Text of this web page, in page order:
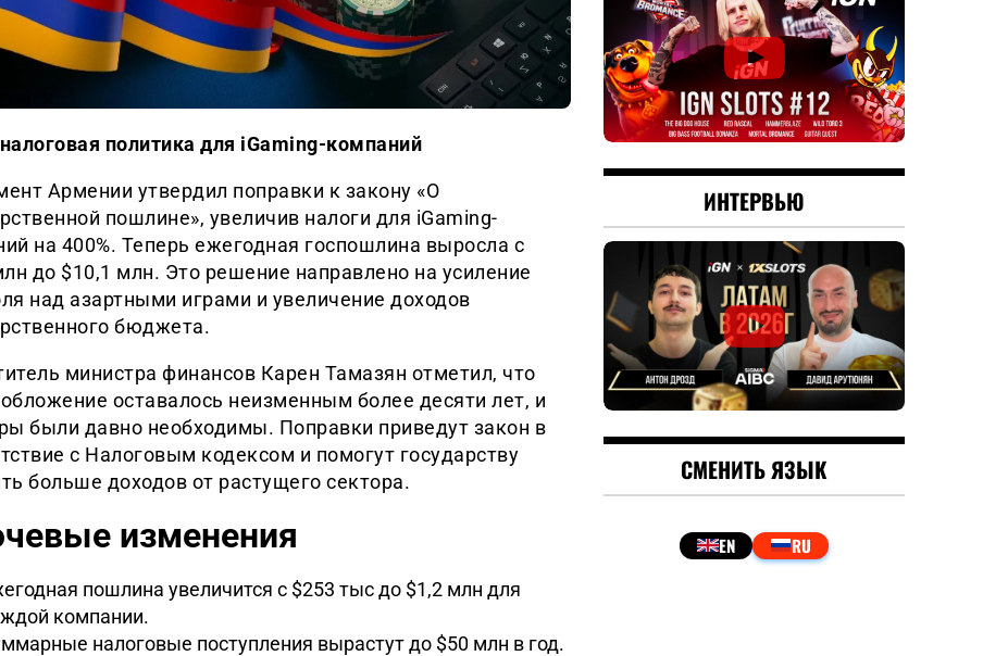
политика для iGaming-компаний
Армении утвердил поправки к закону «О
пошлине», увеличив налоги для iGaming-
на 400%. Теперь ежегодная госпошлина выросла с
до $10,1 млн. Это решение направлено на усиление
над азартными играми и увеличение доходов
бюджета.
министра финансов Карен Тамазян отметил, что
оставалось неизменным более десяти лет, и
были давно необходимы. Поправки приведут закон в
с Налоговым кодексом и помогут государству
больше доходов от растущего сектора.
изменения
пошлина увеличится с $253 тыс до $1,2 млн для
компании.
налоговые поступления вырастут до $50 млн в год.
ИНТЕРВЬЮ
СМЕНИТЬ ЯЗЫК